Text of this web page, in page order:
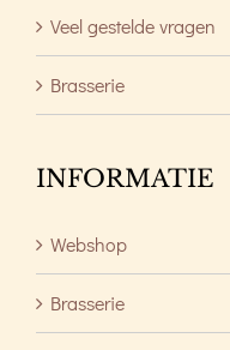
Veel gestelde vragen
Brasserie
INFORMATIE
Webshop
Brasserie